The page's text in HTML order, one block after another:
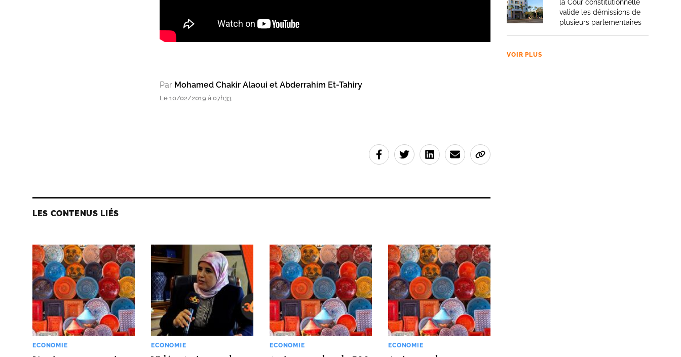
Par Mohamed Chakir Alaoui et Abderrahim Et-Tahiry
Le 10/02/2019 à 07h33
LES CONTENUS LIÉS
ECONOMIE ECONOMIE ECONOMIE ECONOMIE
la Cour constitutionnelle
valide les démissions de
plusieurs parlementaires
VOIR PLUS